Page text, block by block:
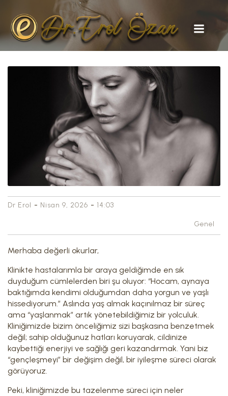
Dr Erol - Nisan 9, 2026 - 14:03
Genel
Merhaba değerli okurlar,
Klinikte hastalarımla bir araya geldiğimde en sık
duyduğum cümlelerden biri şu oluyor: “Hocam, aynaya
baktığımda kendimi olduğumdan daha yorgun ve yaşlı
hissediyorum.” Aslında yaş almak kaçınılmaz bir süreç
ama “yaşlanmak” artık yönetebildiğimiz bir yolculuk.
Kliniğimizde bizim önceliğimiz sizi başkasına benzetmek
değil; sahip olduğunuz hatları koruyarak, cildinize
kaybettiği enerjiyi ve sağlığı geri kazandırmak. Yani biz
“gençleşmeyi” bir değişim değil, bir iyileşme süreci olarak
görüyoruz.
Peki, kliniğimizde bu tazelenme süreci için neler